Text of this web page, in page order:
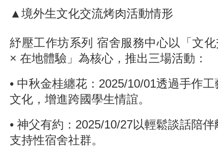
▲境外生文化交流烤肉活動情形
紓壓工作坊系列 宿舍服務中心以「文
× 在地體驗」為核心，推出三場活動：
• 中秋金桂纏花：2025/10/01透過手作
文化，增進跨國學生情誼。
• 神父有約：2025/10/27以輕鬆談話陪
支持性宿舍社群。